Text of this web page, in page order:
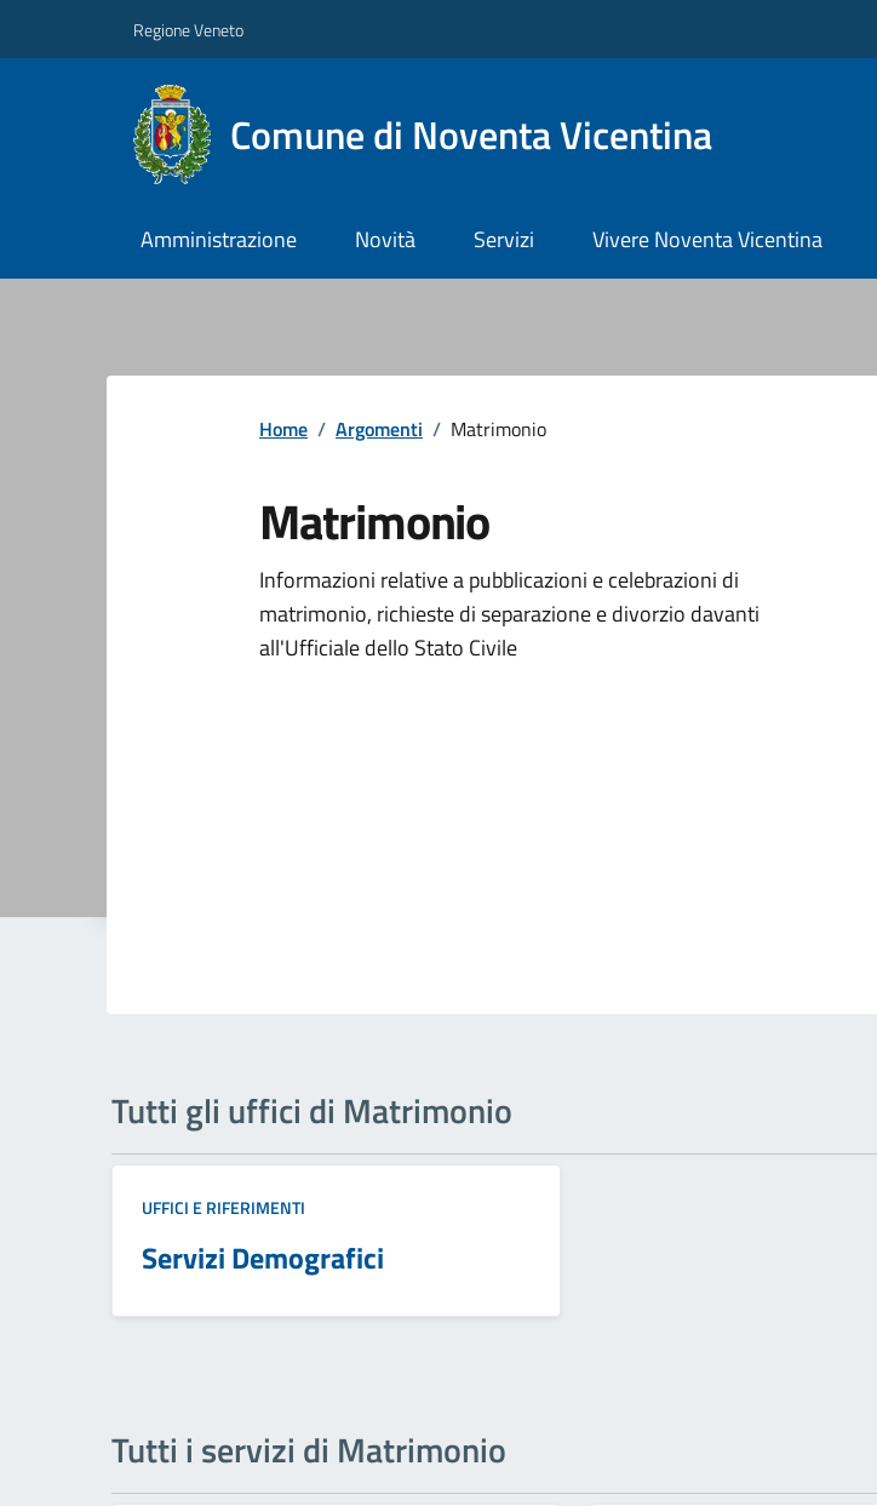
Regione Veneto
Comune di Noventa Vicentina
Amministrazione Novità Servizi Vivere Noventa Vicentina
Home / Argomenti / Matrimonio
Matrimonio
Informazioni relative a pubblicazioni e celebrazioni di
matrimonio, richieste di separazione e divorzio davanti
all'Ufficiale dello Stato Civile
Tutti gli uffici di Matrimonio
UFFICI E RIFERIMENTI
Servizi Demografici
Tutti i servizi di Matrimonio